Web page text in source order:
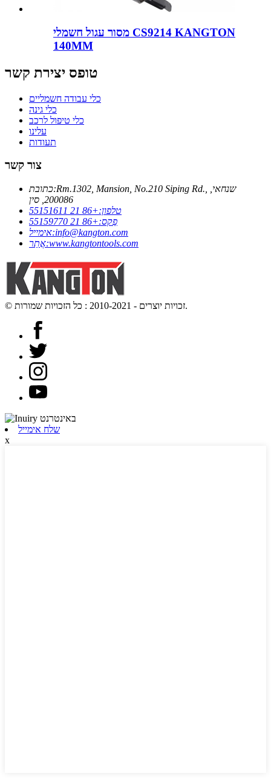
מסור עגול חשמלי CS9214 KANGTON
140MM
טופס יצירת קשר
כלי עבודה חשמליים
כלי גינה
כלי טיפול לרכב
עלינו
תעודות
צור קשר
כתובת:Rm.1302, Mansion, No.210 Siping Rd., שנחאי,
200086, סין
טלפון:+86 21 55151611
פַקס:+86 21 55159770
אימייל:info@kangton.com
אֲתַר:www.kangtontools.com
© זכויות יוצרים - 2010-2021 : כל הזכויות שמורות.
שלח אימייל
x